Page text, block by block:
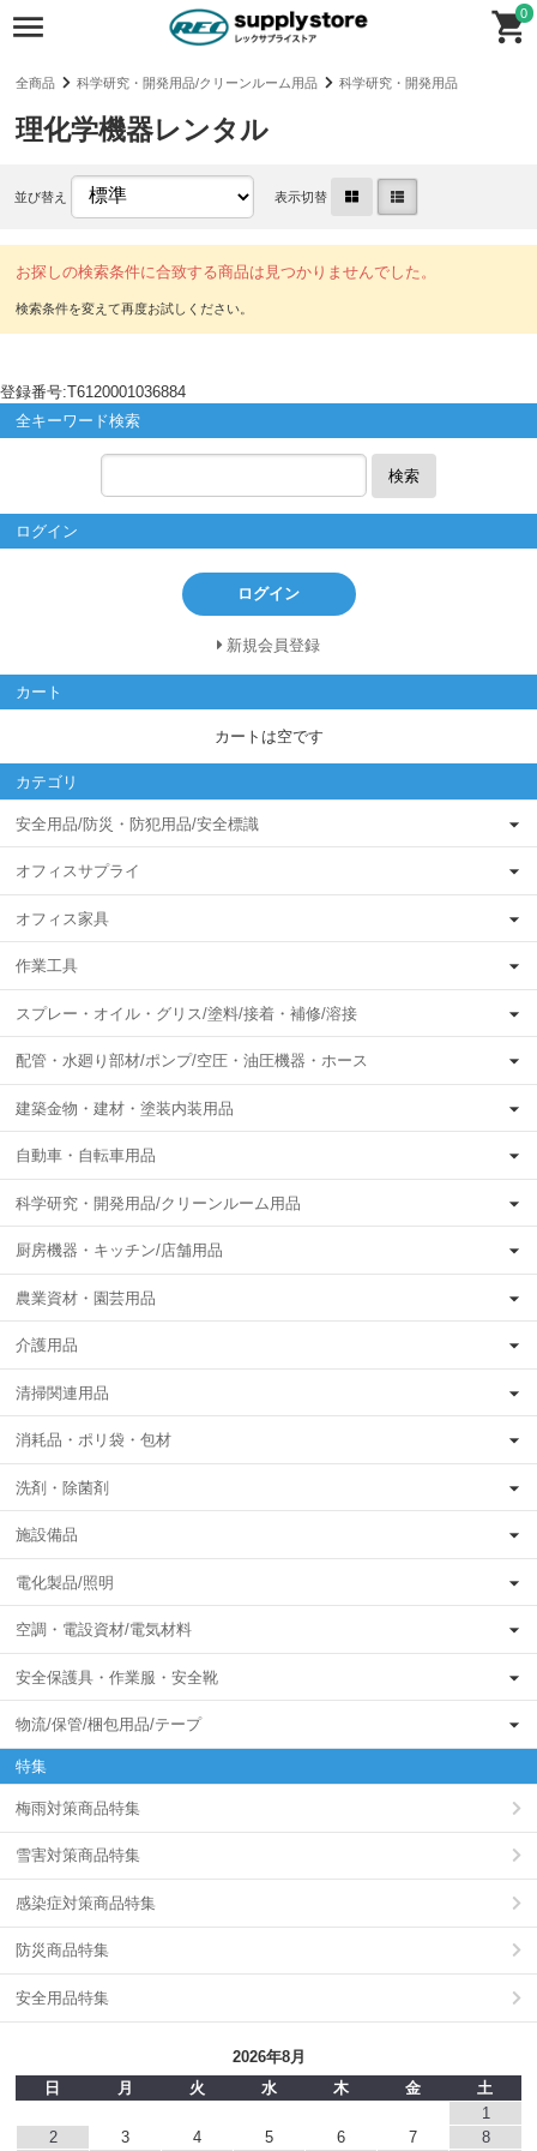
0
全商品 科学研究・開発用品/クリーンルーム用品 科学研究・開発用品
理化学機器レンタル
並び替え 表示切替
お探しの検索条件に合致する商品は見つかりませんでした。
登録番号:T6120001036884
全キーワード検索
検索
ログイン
ログイン
新規会員登録
カート
カートは空です
カテゴリ
安全用品/防災・防犯用品/安全標識
オフィスサプライ
オフィス家具
作業工具
スプレー・オイル・グリス/塗料/接着・補修/溶接
配管・水廻り部材/ポンプ/空圧・油圧機器・ホース
建築金物・建材・塗装内装用品
自動車・自転車用品
科学研究・開発用品/クリーンルーム用品
厨房機器・キッチン/店舗用品
農業資材・園芸用品
介護用品
清掃関連用品
消耗品・ポリ袋・包材
洗剤・除菌剤
施設備品
電化製品/照明
空調・電設資材/電気材料
安全保護具・作業服・安全靴
物流/保管/梱包用品/テープ
特集
梅雨対策商品特集
雪害対策商品特集
感染症対策商品特集
防災商品特集
安全用品特集
2026年8月
日
月 火 水 木 金
土
1
2
3 4 5 6 7 8